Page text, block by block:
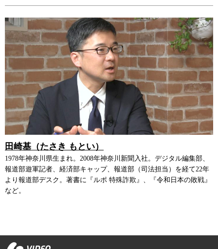
田崎基（たさき もとい）
1978年神奈川県生まれ。2008年神奈川新聞入社。デジタル編集部、
報道部遊軍記者、経済部キャップ、報道部（司法担当）を経て22年
より報道部デスク。著書に『ルポ 特殊詐欺』、『令和日本の敗戦』
など。